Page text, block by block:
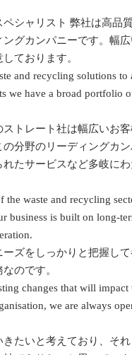
シャリスト 弊社は高品
グカンパニーです。幅広
ております。
and recycling solutions to
we have a broad portfolio
トレート社は幅広いお客
分野のリーディングカ
たサービスなど多岐にわ
the waste and recycling
business is built on long-
ズをしっかりと把握して
のです。
changes that will impact
we are always
たいと考えており、それ